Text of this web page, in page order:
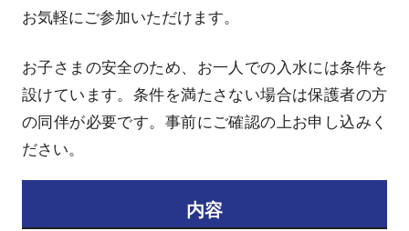
お気軽にご参加いただけます。
お子さまの安全のため、お一人での入水には条件を
設けています。条件を満たさない場合は保護者の方
の同伴が必要です。事前にご確認の上お申し込みく
ださい。
内容